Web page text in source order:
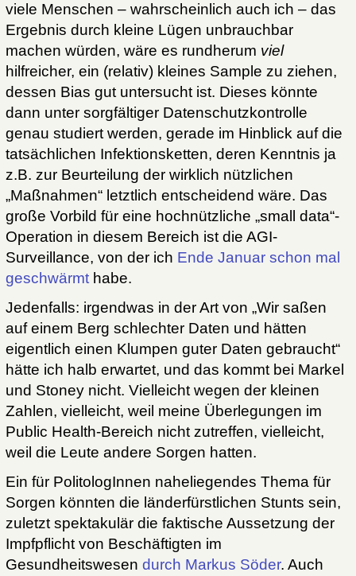
viele Menschen – wahrscheinlich auch ich – das
Ergebnis durch kleine Lügen unbrauchbar
machen würden, wäre es rundherum viel
hilfreicher, ein (relativ) kleines Sample zu ziehen,
dessen Bias gut untersucht ist. Dieses könnte
dann unter sorgfältiger Datenschutzkontrolle
genau studiert werden, gerade im Hinblick auf die
tatsächlichen Infektionsketten, deren Kenntnis ja
z.B. zur Beurteilung der wirklich nützlichen
„Maßnahmen“ letztlich entscheidend wäre. Das
große Vorbild für eine hochnützliche „small data“-
Operation in diesem Bereich ist die AGI-
Surveillance, von der ich Ende Januar schon mal
geschwärmthabe.
Jedenfalls: irgendwas in der Art von „Wir saßen
auf einem Berg schlechter Daten und hätten
eigentlich einen Klumpen guter Daten gebraucht“
hätte ich halb erwartet, und das kommt bei Markel
und Stoney nicht. Vielleicht wegen der kleinen
Zahlen, vielleicht, weil meine Überlegungen im
Public Health-Bereich nicht zutreffen, vielleicht,
weil die Leute andere Sorgen hatten.
Ein für PolitologInnen naheliegendes Thema für
Sorgen könnten die länderfürstlichen Stunts sein,
zuletzt spektakulär die faktische Aussetzung der
Impfpflicht von Beschäftigten im
Gesundheitswesen durch Markus Söder. Auch